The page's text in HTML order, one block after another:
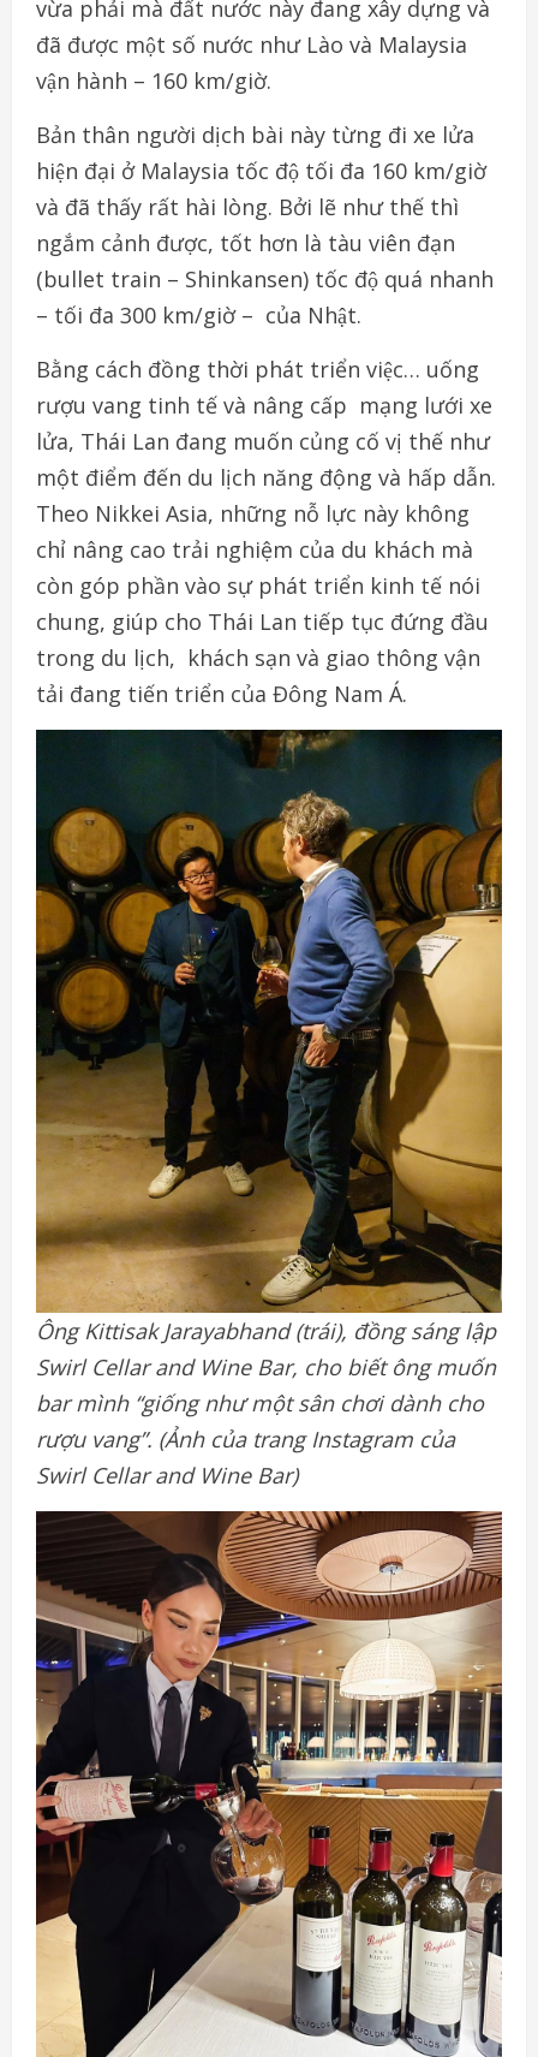
vừa phải mà đất nước này đang xây dựng và
đã được một số nước như Lào và Malaysia
vận hành – 160 km/giờ.
Bản thân người dịch bài này từng đi xe lửa
hiện đại ở Malaysia tốc độ tối đa 160 km/giờ
và đã thấy rất hài lòng. Bởi lẽ như thế thì
ngắm cảnh được, tốt hơn là tàu viên đạn
(bullet train – Shinkansen) tốc độ quá nhanh
– tối đa 300 km/giờ – của Nhật.
Bằng cách đồng thời phát triển việc… uống
rượu vang tinh tế và nâng cấp mạng lưới xe
lửa, Thái Lan đang muốn củng cố vị thế như
một điểm đến du lịch năng động và hấp dẫn.
Theo Nikkei Asia, những nỗ lực này không
chỉ nâng cao trải nghiệm của du khách mà
còn góp phần vào sự phát triển kinh tế nói
chung, giúp cho Thái Lan tiếp tục đứng đầu
trong du lịch, khách sạn và giao thông vận
tải đang tiến triển của Đông Nam Á.
Ông Kittisak Jarayabhand (trái), đồng sáng lập
Swirl Cellar and Wine Bar, cho biết ông muốn
bar mình “giống như một sân chơi dành cho
rượu vang”. (Ảnh của trang Instagram của
Swirl Cellar and Wine Bar)